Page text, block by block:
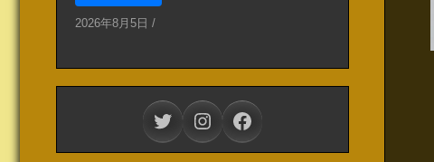
2026年8月5日 /
TwitterInstagramFacebook